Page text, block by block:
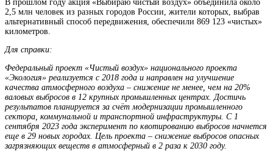
В прошлом году акция «Выбираю чистый воздух» объединила около
2,5 млн человек из разных городов России, жители которых, выбрав
альтернативный способ передвижения, обеспечили 869 123 «чистых»
километров.
Для справки:
Федеральный проект «Чистый воздух» национального проекта
«Экология» реализуется с 2018 года и направлен на улучшение
качества атмосферного воздуха – снижение не менее, чем на 20%
валовых выбросов в 12 крупных промышленных центрах. Достичь
результатов планируется за счёт модернизации промышленного
сектора, коммунальной и транспортной инфраструктуры. С 1
сентября 2023 года эксперимент по квотированию выбросов начнется
еще в 29 новых городах. Цель проекта – снижение выбросов опасных
загрязняющих веществ в атмосферный в 2 раза к 2030 году.